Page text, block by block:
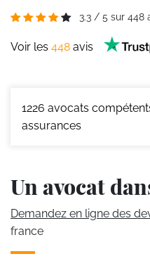
3.3 / 5 sur 448
Voir les 448 avis
1226 avocats
assurances
Un avocat
Demandez en ligne des
france